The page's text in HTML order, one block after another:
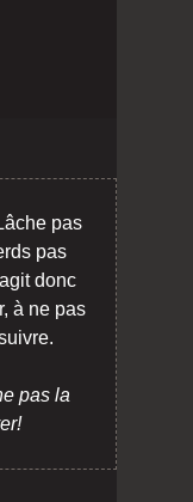
pas
pas
donc
à ne pas
pas la